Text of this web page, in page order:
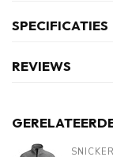
SPECIFICATIES
REVIEWS